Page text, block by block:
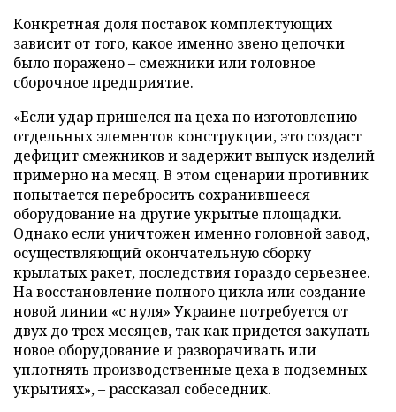
Конкретная доля поставок комплектующих
зависит от того, какое именно звено цепочки
было поражено – смежники или головное
сборочное предприятие.
«Если удар пришелся на цеха по изготовлению
отдельных элементов конструкции, это создаст
дефицит смежников и задержит выпуск изделий
примерно на месяц. В этом сценарии противник
попытается перебросить сохранившееся
оборудование на другие укрытые площадки.
Однако если уничтожен именно головной завод,
осуществляющий окончательную сборку
крылатых ракет, последствия гораздо серьезнее.
На восстановление полного цикла или создание
новой линии «с нуля» Украине потребуется от
двух до трех месяцев, так как придется закупать
новое оборудование и разворачивать или
уплотнять производственные цеха в подземных
укрытиях», – рассказал собеседник.